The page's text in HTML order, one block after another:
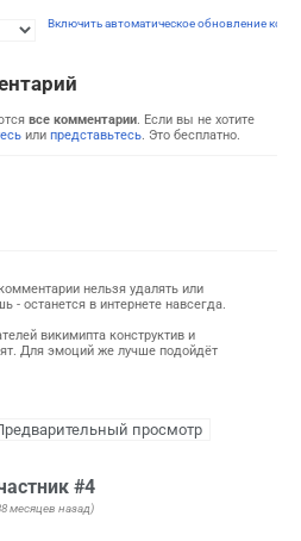
Включить автоматическое обновление
все комментарии. Если вы не хотите
или представьтесь. Это бесплатно.
нельзя удалять или
- останется в интернете навсегда.
викимипта конструктив и
Для эмоций же лучше подойдёт
#4
месяцев назад)